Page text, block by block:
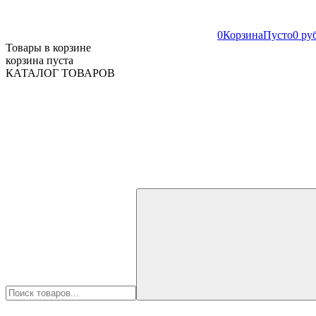
0КорзинаПусто0
Товары в корзине
корзина пуста
КАТАЛОГ ТОВАРОВ